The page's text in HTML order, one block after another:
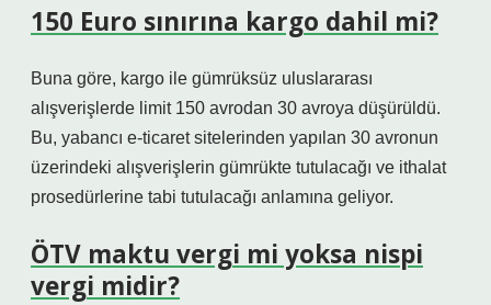
150 Euro sınırına kargo dahil mi?
Buna göre, kargo ile gümrüksüz uluslararası
alışverişlerde limit 150 avrodan 30 avroya düşürüldü.
Bu, yabancı e-ticaret sitelerinden yapılan 30 avronun
üzerindeki alışverişlerin gümrükte tutulacağı ve ithalat
prosedürlerine tabi tutulacağı anlamına geliyor.
ÖTV maktu vergi mi yoksa nispi
vergi midir?